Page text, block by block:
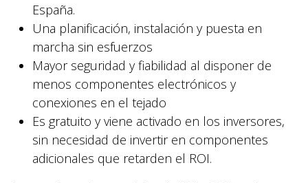
España.
Una planificación, instalación y puesta en
marcha sin esfuerzos
Mayor seguridad y fiabilidad al disponer de
menos componentes electrónicos y
conexiones en el tejado
Es gratuito y viene activado en los inversores,
sin necesidad de invertir en componentes
adicionales que retarden el ROI.